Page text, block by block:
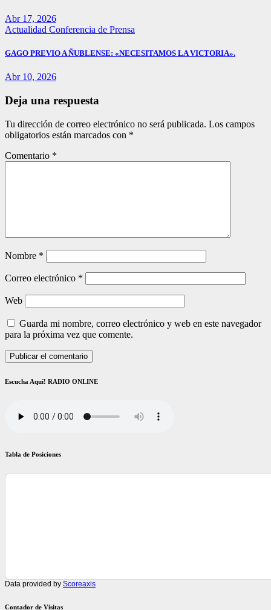
Abr 17, 2026
Actualidad Conferencia de Prensa
GAGO PREVIO A ÑUBLENSE: «NECESITAMOS LA VICTORIA».
Abr 10, 2026
Deja una respuesta
Tu dirección de correo electrónico no será publicada. Los campos
obligatorios están marcados con *
Comentario *
Nombre *
Correo electrónico *
Web
Guarda mi nombre, correo electrónico y web en este navegador
para la próxima vez que comente.
Escucha Aquí! RADIO ONLINE
Tabla de Posiciones
Data provided by Scoreaxis
Contador de Visitas